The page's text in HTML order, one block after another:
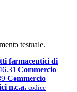
testuale.
farmaceutici di
Commercio
Commercio
n.c.a. codice